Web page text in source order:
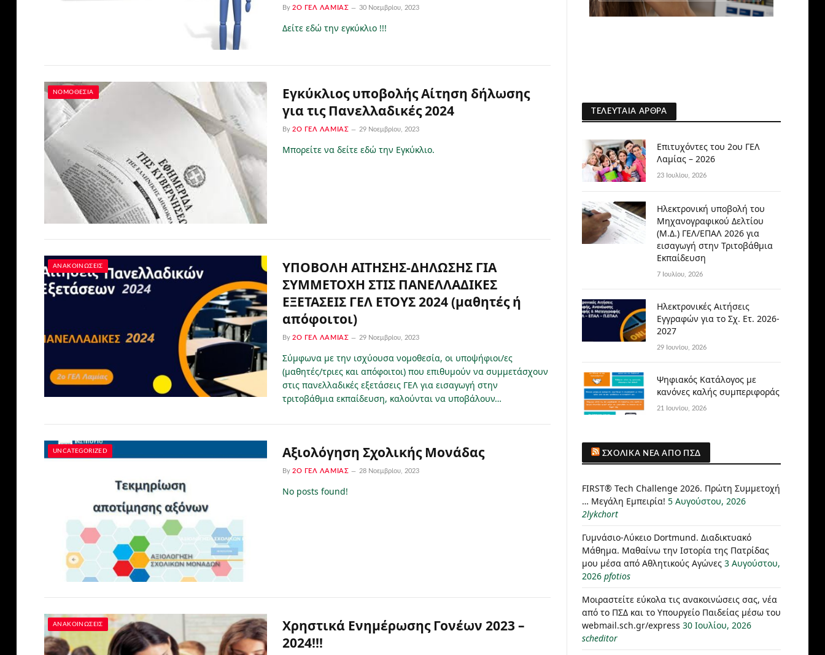
By 2Ο ΓΕΛ ΛΑΜΊΑΣ 30 Νοεμβρίου, 2023
Δείτε εδώ την εγκύκλιο !!!
ΝΟΜΟΘΕΣΊΑ
Εγκύκλιος υποβολής Αίτηση δήλωσης
για τις Πανελλαδικές 2024
By 2Ο ΓΕΛ ΛΑΜΊΑΣ 29 Νοεμβρίου, 2023
Μπορείτε να δείτε εδώ την Εγκύκλιο.
ΑΝΑΚΟΙΝΏΣΕΙΣ
ΥΠΟΒΟΛΗ ΑΙΤΗΣΗΣ-ΔΗΛΩΣΗΣ ΓΙΑ
ΣΥΜΜΕΤΟΧΗ ΣΤΙΣ ΠΑΝΕΛΛΑΔΙΚΕΣ
ΕΞΕΤΑΣΕΙΣ ΓΕΛ ΕΤΟΥΣ 2024 (μαθητές ή
απόφοιτοι)
By 2Ο ΓΕΛ ΛΑΜΊΑΣ 29 Νοεμβρίου, 2023
Σύμφωνα με την ισχύουσα νομοθεσία, οι υποψήφιοι/ες
(μαθητές/τριες και απόφοιτοι) που επιθυμούν να συμμετάσχουν
στις πανελλαδικές εξετάσεις ΓΕΛ για εισαγωγή στην
τριτοβάθμια εκπαίδευση, καλούνται να υποβάλουν…
UNCATEGORIZED Αξιολόγηση Σχολικής Μονάδας
By 2Ο ΓΕΛ ΛΑΜΊΑΣ 28 Νοεμβρίου, 2023
No posts found!
ΑΝΑΚΟΙΝΏΣΕΙΣ
Χρηστικά Ενημέρωσης Γονέων 2023 –
2024!!!
ΤΕΛΕΥΤΑΊΑ ΆΡΘΡΑ
Επιτυχόντες του 2ου ΓΕΛ
Λαμίας – 2026
23 Ιουλίου, 2026
Ηλεκτρονική υποβολή του
Μηχανογραφικού Δελτίου
(Μ.Δ.) ΓΕΛ/ΕΠΑΛ 2026 για
εισαγωγή στην Τριτοβάθμια
Εκπαίδευση
7 Ιουλίου, 2026
Ηλεκτρονικές Αιτήσεις
Εγγραφών για το Σχ. Ετ. 2026-
2027
29 Ιουνίου, 2026
Ψηφιακός Κατάλογος με
κανόνες καλής συμπεριφοράς
21 Ιουνίου, 2026
ΣΧΟΛΙΚΆ ΝΈΑ ΑΠΌ ΠΣΔ
FIRST® Tech Challenge 2026. Πρώτη Συμμετοχή
… Μεγάλη Εμπειρία! 5 Αυγούστου, 2026
2lykchort
Γυμνάσιο-Λύκειο Dortmund. Διαδικτυακό
Μάθημα. Μαθαίνω την Ιστορία της Πατρίδας
μου μέσα από Αθλητικούς Αγώνες 3 Αυγούστου,
2026 pfotios
Μοιραστείτε εύκολα τις ανακοινώσεις σας, νέα
από το ΠΣΔ και το Υπουργείο Παιδείας μέσω του
webmail.sch.gr/express 30 Ιουλίου, 2026
scheditor